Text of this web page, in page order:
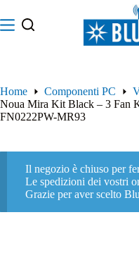
al
contenuto
Home Componenti PC
Noua Mira Kit Black – 3 Fan
FN0222PW-MR93
Il negozio è chiuso per
Le spedizioni dei vostri
Grazie per aver scelto